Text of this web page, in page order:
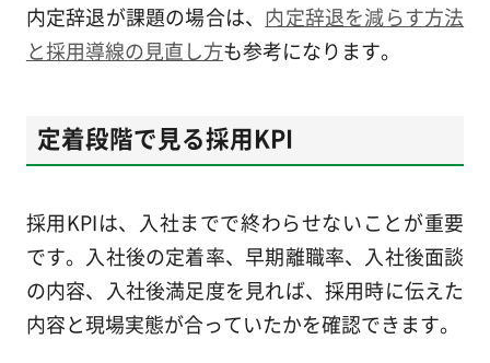
内定辞退が課題の場合は、 内定辞退を減らす方法
と採用導線の見直し方も参考になります。
定着段階で見る採用KPI
採用KPIは、入社までで終わらせないことが重要
です。入社後の定着率、早期離職率、入社後面談
の内容、入社後満足度を見れば、採用時に伝えた
内容と現場実態が合っていたかを確認できます。